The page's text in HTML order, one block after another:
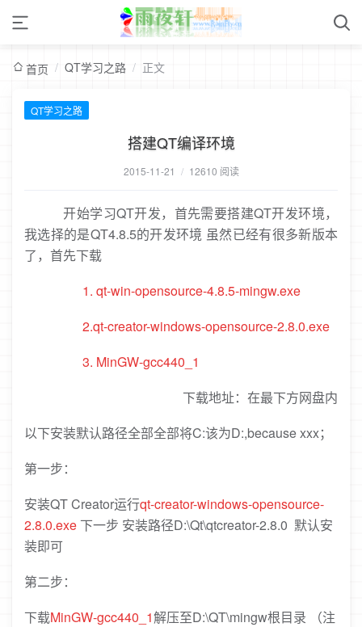
首页 / QT学习之路 / 正文
QT学习之路
搭建QT编译环境
2015-11-21 / 12610 阅读
开始学习QT开发，首先需要搭建QT开发环境，
我选择的是QT4.8.5的开发环境 虽然已经有很多新版本
了，首先下载
1. qt-win-opensource-4.8.5-mingw.exe
2.qt-creator-windows-opensource-2.8.0.exe
3. MinGW-gcc440_1
下载地址：在最下方网盘内
以下安装默认路径全部全部将C:该为D:,because xxx；
第一步：
安装QT Creator运行qt-creator-windows-opensource-
2.8.0.exe 下一步 安装路径D:\Qt\qtcreator-2.8.0 默认安
装即可
第二步：
下载MinGW-gcc440_1解压至D:\QT\mingw根目录 （注